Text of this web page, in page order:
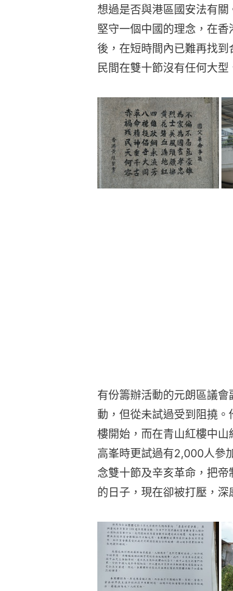
想過是否與港區國安法有
堅守一個中國的理念，在
後，在短時間內已難再找
民間在雙十節沒有任何大
有份籌辦活動的元朗區議
動，但從未試過受到阻撓
樓開始，而在青山紅樓中山
高峯時更試過有2,000人參
念雙十節及辛亥革命，把
的日子，現在卻被打壓，深